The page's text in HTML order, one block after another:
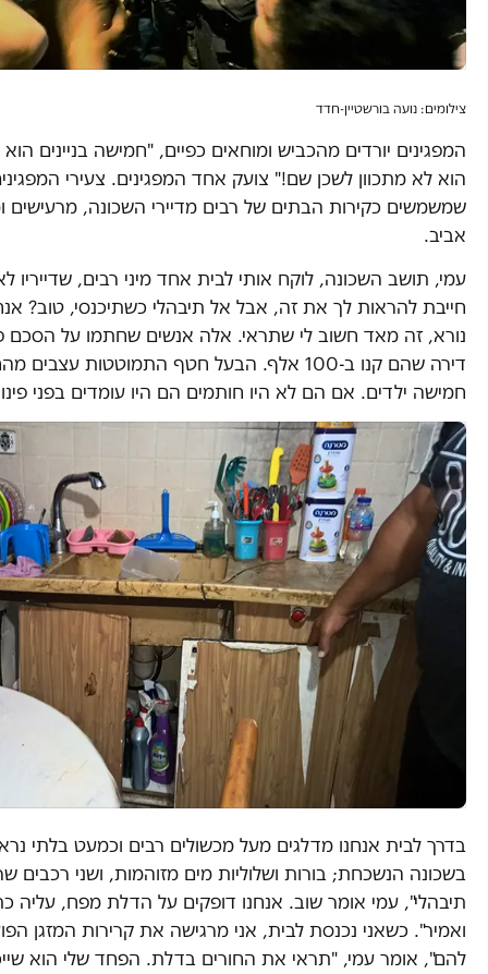
צילומים: נועה בורשטיין-חדד
המפגינים יורדים מהכביש ומוחאים כפיים, "חמישה בניינים
הוא לא מתכוון לשכן שם!" צועק אחד המפגינים. צעירי
שמשמשים כקירות הבתים של רבים מדיירי השכונה, מרעישים
אביב.
עמי, תושב השכונה, לוקח אותי לבית אחד מיני רבים, שדייריו
חייבת להראות לך את זה, אבל אל תיבהלי כשתיכנסי, טוב?
דירה שהם קנו ב-100 אלף. הבעל חטף התמוטטות
חמישה ילדים. אם הם לא היו חותמים הם היו עומדים בפני פינוי
בדרך לבית אנחנו מדלגים מעל מכשולים רבים וכמעט בלתי
בשכונה הנשכחת; בורות ושלוליות מים מזוהמות, ושני רכבים
תיבהלי", עמי אומר שוב. אנחנו דופקים על הדלת מפח, עליה
ואמיר". כשאני נכנסת לבית, אני מרגישה את קרירות המזגן
להם", אומר עמי, "תראי את החורים בדלת. הפחד שלי הוא